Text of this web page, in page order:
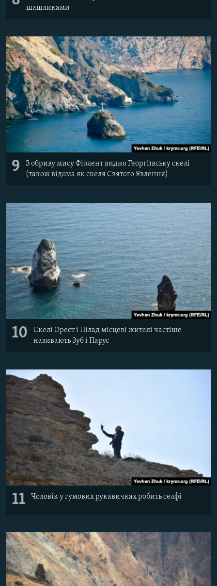
шашликами
9
З обриву мису Фіолент видно Георгіївську скелі
(також відома як скеля Святого Явлення)
10
Скелі Орест і Пілад місцеві жителі частіше
називають Зуб і Парус
11 Чоловік у гумових рукавичках робить селфі